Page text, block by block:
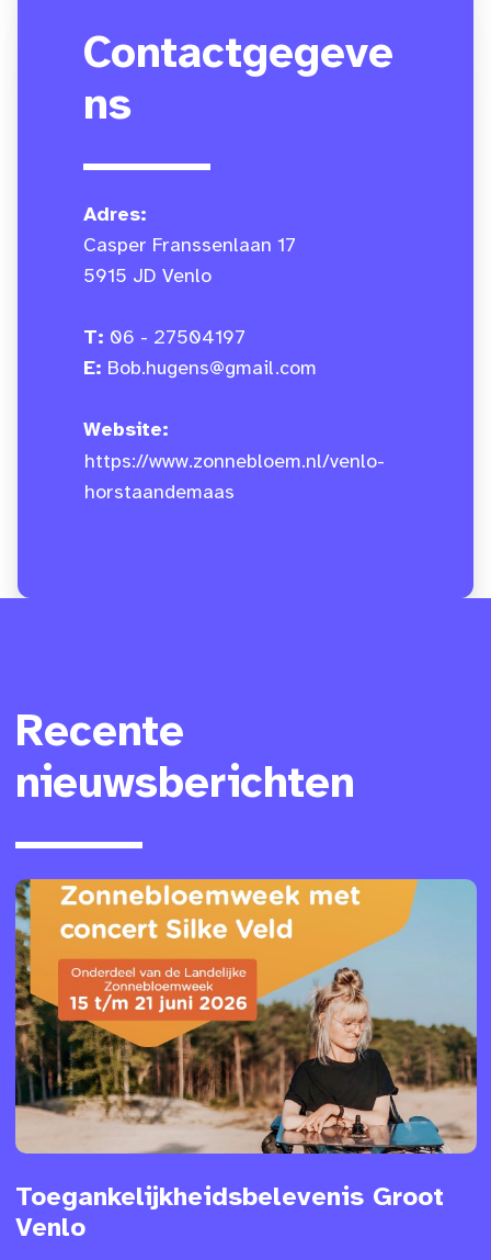
Contactgegeve
ns
Adres:
Casper Franssenlaan 17
5915 JD Venlo
T: 06 - 27504197
E: Bob.hugens@gmail.com
Website:
https://www.zonnebloem.nl/venlo-
horstaandemaas
Recente
nieuwsberichten
Toegankelijkheidsbelevenis Groot
Venlo